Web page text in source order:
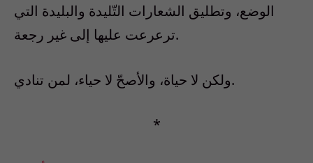
الوضع، وتطليق الشعارات التّليدة والبليدة التي
ترعرعت عليها إلى غير رجعة.
ولكن لا حياة، والأصحّ لا حياء، لمن تنادي.
*